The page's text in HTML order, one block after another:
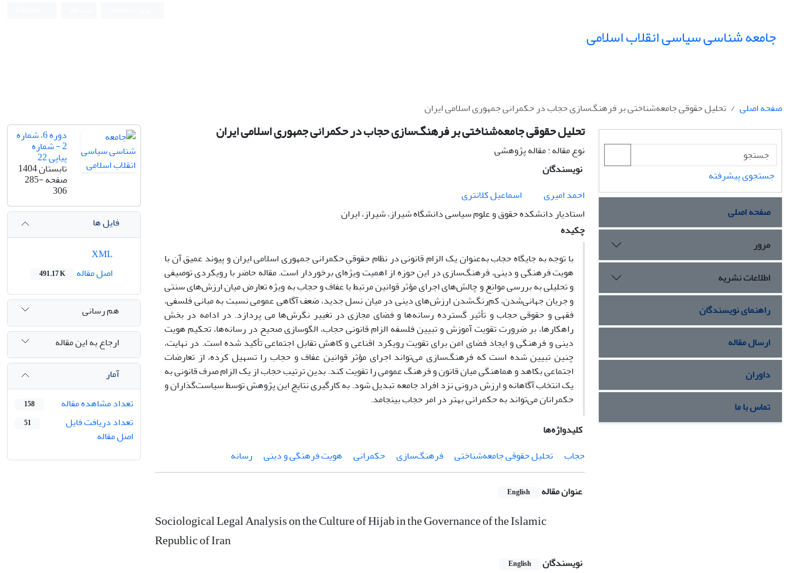
جامعه شناسی سیاسی انقلاب اسلامی
صفحه اصلی تحلیل حقوقی جامعه‌شناختی بر فرهنگ‌سازی حجاب در حکمرانی جمهوری اسلامی ایران
تحلیل حقوقی جامعه‌شناختی بر فرهنگ‌سازی حجاب در حکمرانی جمهوری اسلامی ایران
نوع مقاله : مقاله پژوهشی
نویسندگان
احمد امیری
اسماعیل کلانتری
استادیار دانشکده حقوق و علوم سیاسی دانشگاه شیراز، شیراز، ایران
چکیده
با توجه به جایگاه حجاب به‌عنوان یک الزام قانونی در نظام حقوقیِ حکمرانی جمهوری اسلامی ایران و پیوند عمیق آن با
هویت فرهنگی و دینی، فرهنگ‌سازی در این حوزه از اهمیت ویژه‌ای برخوردار است. مقاله حاضر با رویکردی توصیفی
و تحلیلی به بررسی موانع و چالش‌های اجرای مؤثر قوانین مرتبط با عفاف و حجاب به ویژه تعارض میان ارزش‌های سنتی
و جریان جهانی‌شدن، کم‌رنگ‌شدن ارزش‌های دینی در میان نسل جدید، ضعف آگاهی عمومی نسبت به مبانی فلسفی،
فقهی و حقوقی حجاب و تأثیر گسترده رسانه‌ها و فضای مجازی در تغییر نگرش‌ها می پردازد. در ادامه در بخش
راهکارها، بر ضرورت تقویت آموزش و تبیین فلسفه الزام قانونی حجاب، الگوسازی صحیح در رسانه‌ها، تحکیم هویت
دینی و فرهنگی و ایجاد فضای امن برای تقویت رویکرد اقناعی و کاهش تقابل اجتماعی تأکید شده است. در نهایت،
چنین تبیین شده است که فرهنگ‌سازی می‌تواند اجرای مؤثر قوانین عفاف و حجاب را تسهیل کرده، از تعارضات
اجتماعی بکاهد و هماهنگی میان قانون و فرهنگ عمومی را تقویت کند. بدین ترتیب حجاب از یک الزام صرف قانونی به
یک انتخاب آگاهانه و ارزش درونی نزد افراد جامعه تبدیل شود. به کارگیری نتایج این پژوهش توسط سیاست‌گذاران و
حکمرانان می‌تواند به حکمرانی بهتر در امر حجاب بینجامد.
کلیدواژه‌ها
حجاب
تحلیل حقوقی جامعه‌شناختی فرهنگ‌سازی حکمرانی هویت فرهنگی و دینی رسانه‌
عنوان مقاله English
Sociological Legal Analysis on the Culture of Hijab in the Governance of the Islamic
Republic of Iran
نویسندگان English
دوره 6، شماره
2 - شماره
پیاپی 22
تابستان 1404
صفحه285-
306
فایل ها
اصل مقاله
491.17 K
هم رسانی
ارجاع به این مقاله
آمار
تعداد مشاهده مقاله
158
تعداد دریافت فایل
اصل مقاله
51
جستجوی پیشرفته
صفحه اصلی
مرور
اطلاعات نشریه
راهنمای نویسندگان
ارسال مقاله
داوران
تماس با ما